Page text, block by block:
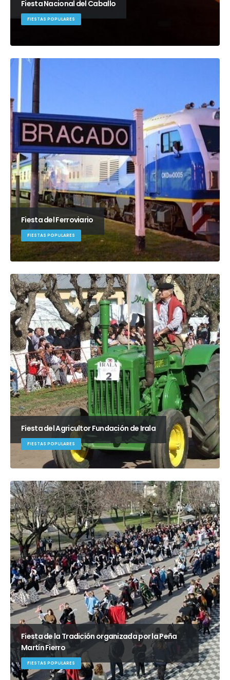
Fiesta Nacional del Caballo
FIESTAS POPULARES
Fiesta del Ferroviario
FIESTAS POPULARES
Fiesta del Agricultor Fundación de Irala
FIESTAS POPULARES
Fiesta de la Tradición organizada por la Peña
Martín Fierro
FIESTAS POPULARES